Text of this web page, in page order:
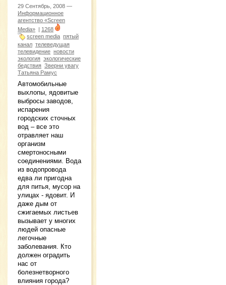
29 Сентябрь, 2008 —
Информационное
агентство «Screen
Media» | 1268
screen media пятый
канал телеведущая
телевидение новости
экология экологические
бедствия Зверни увагу
Татьяна Рамус
Автомобильные
выхлопы, ядовитые
выбросы заводов,
испарения
городских сточных
вод – все это
отравляет наш
организм
смертоносными
соединениями. Вода
из водопровода
едва ли пригодна
для питья, мусор на
улицах - ядовит. И
даже дым от
сжигаемых листьев
вызывает у многих
людей опасные
легочные
заболевания. Кто
должен оградить
нас от
болезнетворного
влияния города?